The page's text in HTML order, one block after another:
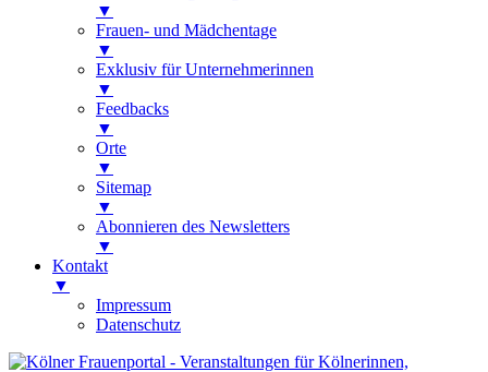
▼
Frauen- und Mädchentage
▼
Exklusiv für Unternehmerinnen
▼
Feedbacks
▼
Orte
▼
Sitemap
▼
Abonnieren des Newsletters
▼
Kontakt
▼
Impressum
Datenschutz